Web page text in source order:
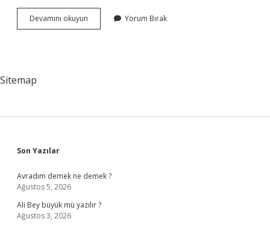
Devamını okuyun
Tütsü
Yorum Bırak
Sitemap
Sidebar
Son Yazılar
Avradım demek ne demek ?
Ağustos 5, 2026
Ali Bey büyük mü yazılır ?
Ağustos 3, 2026